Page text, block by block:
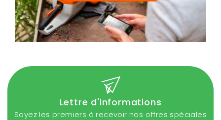
Lettre d'informations
Soyez les premiers à recevoir nos offres spéciales